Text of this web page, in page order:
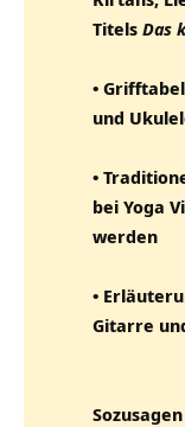
Titels Das
•
und
•
bei Yoga
werden
•
Gitarre